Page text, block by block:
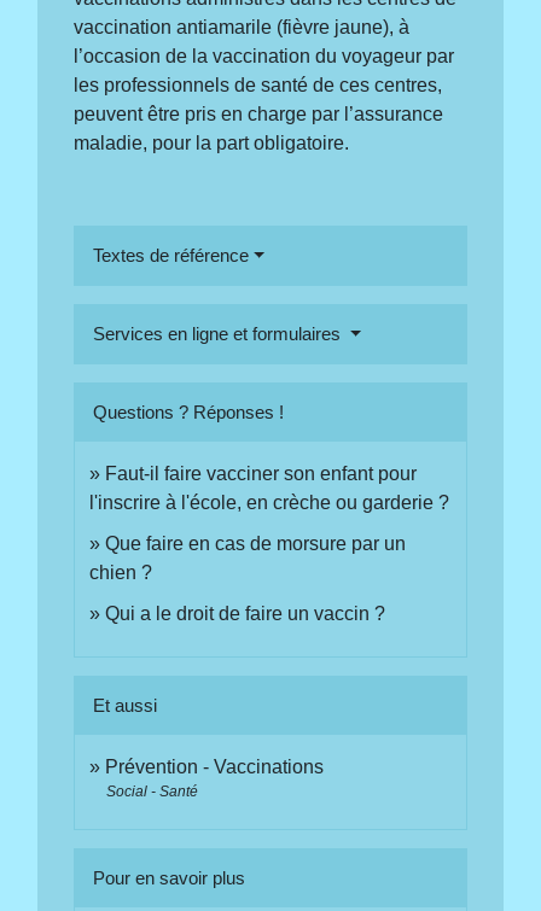
vaccination antiamarile (fièvre jaune), à
l’occasion de la vaccination du voyageur par
les professionnels de santé de ces centres,
peuvent être pris en charge par l’assurance
maladie, pour la part obligatoire.
Textes de référence
Services en ligne et formulaires
Questions ? Réponses !
Faut-il faire vacciner son enfant pour
l'inscrire à l'école, en crèche ou garderie ?
Que faire en cas de morsure par un
chien ?
Qui a le droit de faire un vaccin ?
Et aussi
Prévention - Vaccinations
Social - Santé
Pour en savoir plus